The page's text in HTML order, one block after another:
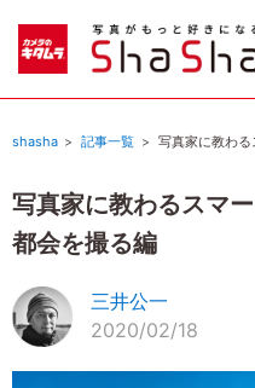
shasha 記事一覧 写真家に教わ
写真家に教わるスマ
都会を撮る編
三井公一
2020/02/18